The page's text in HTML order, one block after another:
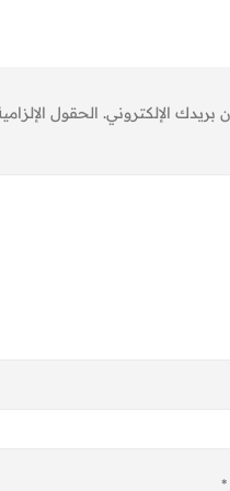
بريدك الإلكتروني. الحقول
*